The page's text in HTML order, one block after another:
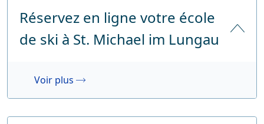
Réservez en ligne votre école
de ski à St. Michael im Lungau
Voir plus